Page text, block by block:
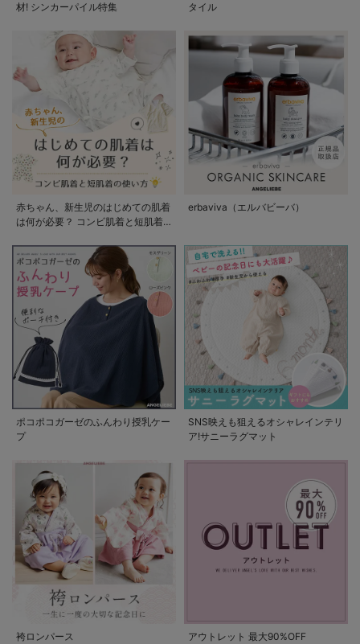
材! シンカーパイル特集
タイル
赤ちゃん、新生児のはじめての肌着
は何が必要？ コンビ肌着と短肌着
erbaviva（エルバビーバ）
ポコポコガーゼのふんわり授乳ケー
プ
SNS映えも狙えるオシャレインテリ
ア!サニーラグマット
袴ロンパース アウトレット 最大90%OFF